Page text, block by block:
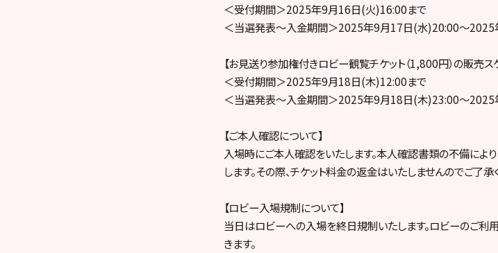
＜受付期間＞2025年9月16日(火)16:00まで
＜当選発表～入金期間＞2025年9月17日(水)20:00～
【お見送り参加権付きロビー観覧チケット（1,800円）の販売ス
＜受付期間＞2025年9月18日(木)12:00まで
＜当選発表～入金期間＞2025年9月18日(木)23:00～
【ご本人確認について】
入場時にご本人確認をいたします。本人確認書類の不備に
します。その際、チケット料金の返金はいたしませんのでご了承
【ロビー入場規制について】
当日はロビーへの入場を終日規制いたします。ロビーのご
きます。